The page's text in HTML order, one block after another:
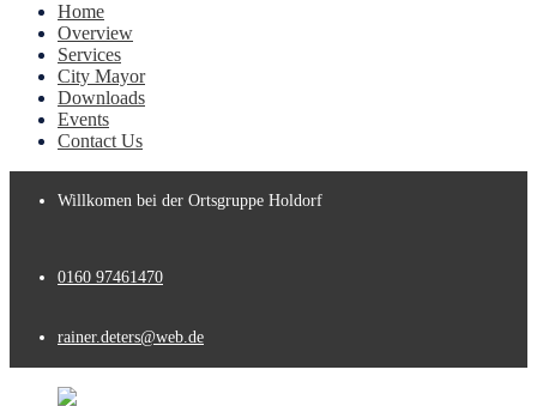
Home
Overview
Services
City Mayor
Downloads
Events
Contact Us
Willkomen bei der Ortsgruppe Holdorf
0160 97461470
rainer.deters@web.de